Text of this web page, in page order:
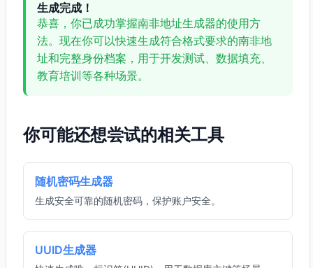
生成完成！
恭喜，你已成功掌握南非地址生成器的使用方
法。现在你可以快速生成符合格式要求的南非地
址和完整身份档案，用于开发测试、数据填充、
教育培训等各种场景。
你可能还想尝试的相关工具
随机密码生成器
生成安全可靠的随机密码，保护账户安全。
UUID生成器